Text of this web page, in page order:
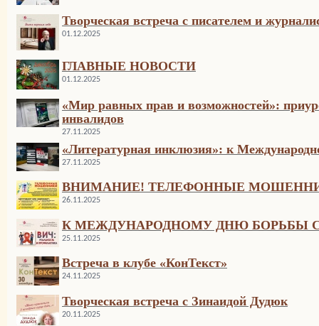
Творческая встреча с писателем и
01.12.2025
ГЛАВНЫЕ НОВОСТИ
01.12.2025
«Мир равных прав и возможностей»:
инвалидов
27.11.2025
«Литературная инклюзия»: к
27.11.2025
ВНИМАНИЕ! ТЕЛЕФОННЫЕ
26.11.2025
К МЕЖДУНАРОДНОМУ ДНЮ БОРЬБЫ
25.11.2025
Встреча в клубе «КонТекст»
24.11.2025
Творческая встреча с Зинаидой Дудюк
20.11.2025